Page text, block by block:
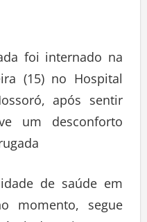
foi internado na
(15) no Hospital
após sentir
um desconforto
de saúde em
momento, segue